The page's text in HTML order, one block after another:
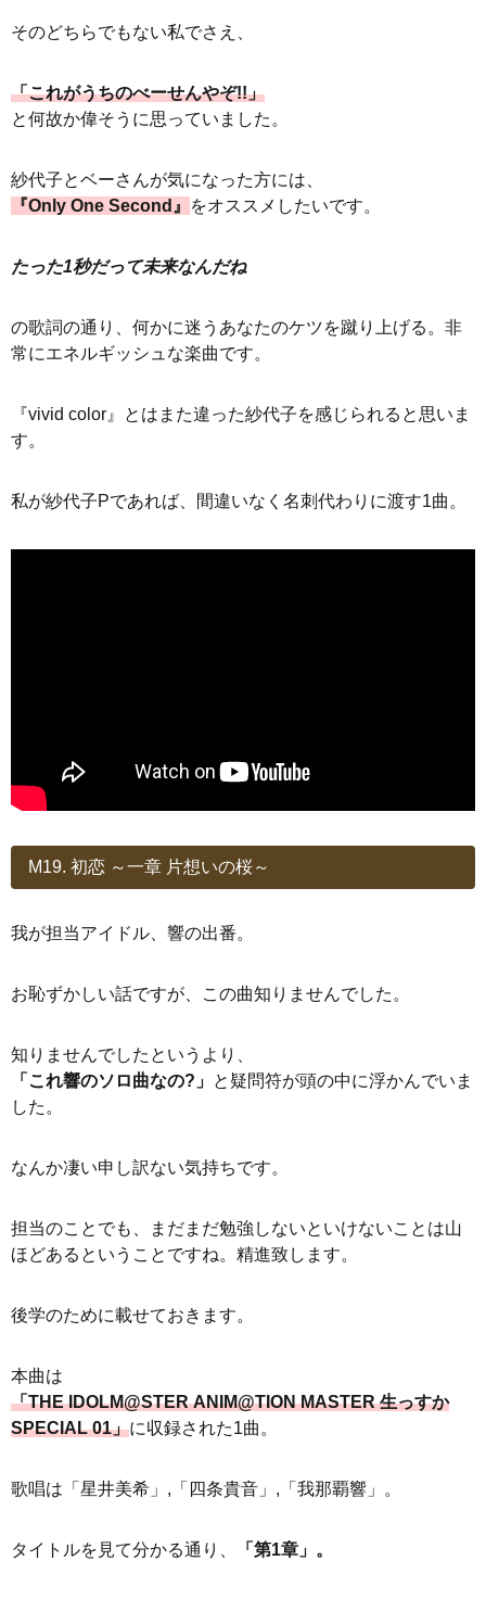
そのどちらでもない私でさえ、
「これがうちのべーせんやぞ!!」
と何故か偉そうに思っていました。
紗代子とベーさんが気になった方には、
『Only One Second』
をオススメしたいです。
たった1秒だって未来なんだね
の歌詞の通り、何かに迷うあなたのケツを蹴り上げる。非
常にエネルギッシュな楽曲です。
『vivid color』とはまた違った紗代子を感じられると思いま
す。
私が紗代子Pであれば、間違いなく名刺代わりに渡す1曲。
M19. 初恋 ～一章 片想いの桜～
我が担当アイドル、響の出番。
お恥ずかしい話ですが、この曲知りませんでした。
知りませんでしたというより、
「これ響のソロ曲なの?」 と疑問符が頭の中に浮かんでいま
した。
なんか凄い申し訳ない気持ちです。
担当のことでも、まだまだ勉強しないといけないことは山
ほどあるということですね。精進致します。
後学のために載せておきます。
本曲は
「THE IDOLM@STER ANIM@TION MASTER 生っすか
SPECIAL 01」に収録された1曲。
歌唱は「星井美希」,「四条貴音」,「我那覇響」。
タイトルを見て分かる通り、 「第1章」。